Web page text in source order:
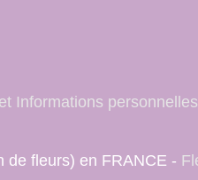
Informations personnelles
de fleurs) en FRANCE -